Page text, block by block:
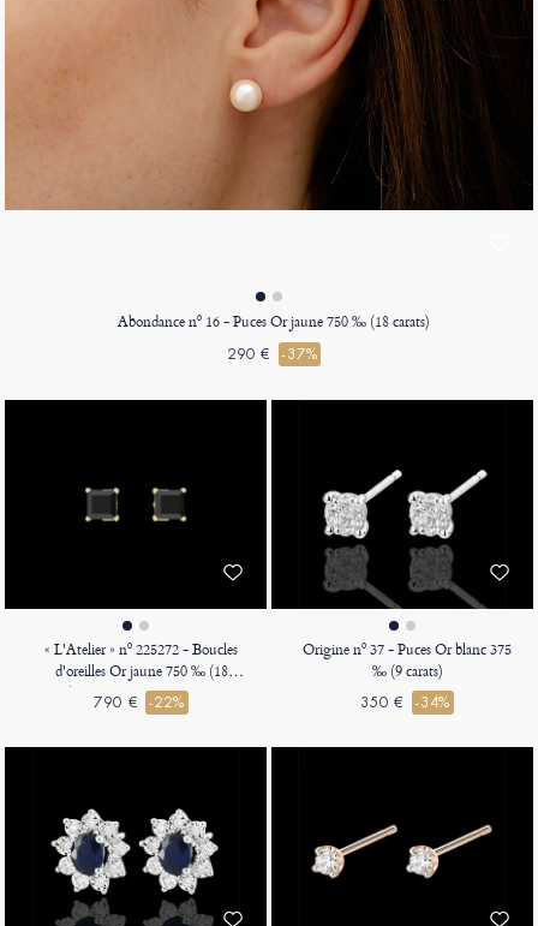
Abondance nº 16 - Puces Or jaune 750 ‰ (18 carats)
290 € -37%
« L'Atelier » nº 225272 - Boucles
d'oreilles Or jaune 750 ‰ (18
carats) - Diamant noir Princesse 0.3
carat (2 X)
790 € -22%
Origine nº 37 - Puces Or blanc 375
‰ (9 carats)
350 € -34%